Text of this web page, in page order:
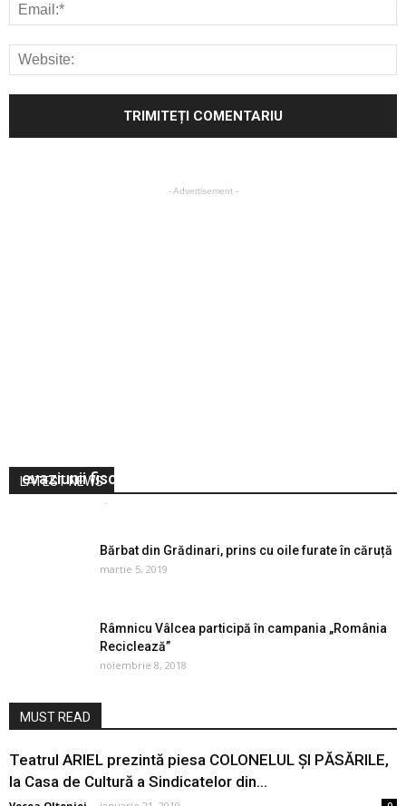
- Advertisement -
LATEST NEWS
evaziunii fiscale
-
Bărbat din Grădinari, prins cu oile furate în căruță
martie 5, 2019
Râmnicu Vâlcea participă în campania „România
Reciclează”
noiembrie 8, 2018
MUST READ
Teatrul ARIEL prezintă piesa COLONELUL ȘI PĂSĂRILE,
la Casa de Cultură a Sindicatelor din...